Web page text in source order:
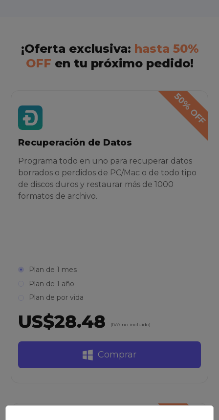
¡Oferta exclusiva: hasta 50%
OFF en tu próximo pedido!
Recuperación de Datos
Programa todo en uno para recuperar datos
borrados o perdidos de PC/Mac o de todo tipo
de discos duros y restaurar más de 1000
formatos de archivo.
Plan de 1 mes
Plan de 1 año
Plan de por vida
US$28.48 (IVA no incluido)
Comprar